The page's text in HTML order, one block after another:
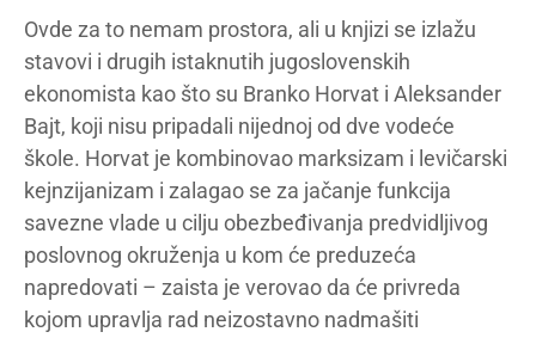
Ovde za to nemam prostora, ali u knjizi se izlažu
stavovi i drugih istaknutih jugoslovenskih
ekonomista kao što su Branko Horvat i Aleksander
Bajt, koji nisu pripadali nijednoj od dve vodeće
škole. Horvat je kombinovao marksizam i levičarski
kejnzijanizam i zalagao se za jačanje funkcija
savezne vlade u cilju obezbeđivanja predvidljivog
poslovnog okruženja u kom će preduzeća
napredovati – zaista je verovao da će privreda
kojom upravlja rad neizostavno nadmašiti